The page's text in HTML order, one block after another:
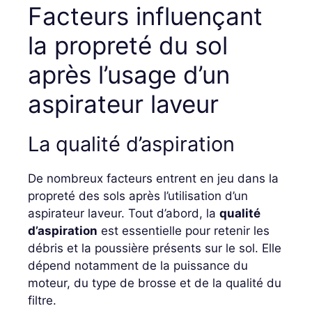
Facteurs influençant
la propreté du sol
après l’usage d’un
aspirateur laveur
La qualité d’aspiration
De nombreux facteurs entrent en jeu dans la
propreté des sols après l’utilisation d’un
aspirateur laveur. Tout d’abord, la qualité
d’aspiration est essentielle pour retenir les
débris et la poussière présents sur le sol. Elle
dépend notamment de la puissance du
moteur, du type de brosse et de la qualité du
filtre.